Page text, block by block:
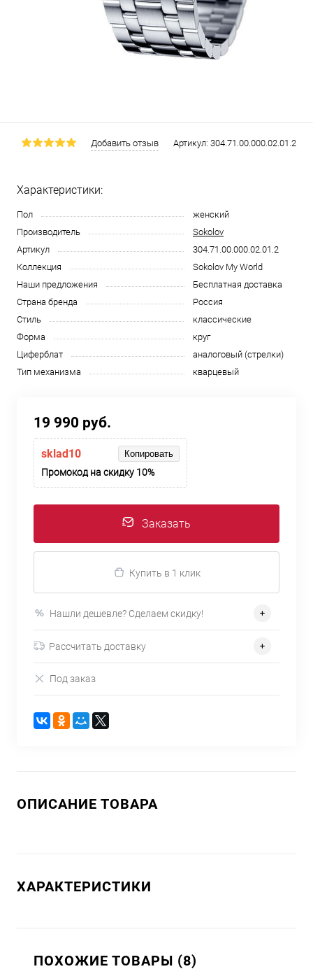
Добавить отзыв Артикул: 304.71.00.000.02.01.2
Характеристики:
Пол
женский
Производитель
Sokolov
Артикул
304.71.00.000.02.01.2
Коллекция
Sokolov My World
Наши предложения
Бесплатная доставка
Страна бренда
Россия
Стиль
классические
Форма
круг
Циферблат
аналоговый (стрелки)
Тип механизма
кварцевый
19 990 руб.
sklad10 Копировать
Промокод на скидку 10%
Заказать
Купить в 1 клик
Нашли дешевле? Сделаем скидку!
Рассчитать доставку
Под заказ
ОПИСАНИЕ ТОВАРА
ХАРАКТЕРИСТИКИ
ПОХОЖИЕ ТОВАРЫ (8)